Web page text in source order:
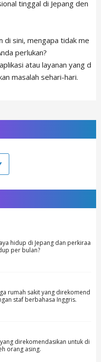
tinggal di Jepang den
di sini, mengapa tidak me
perlukan?
atau layanan yang d
masalah sehari-hari.
hidup di Jepang dan perkiraa
per bulan?
rumah sakit yang direkomend
staf berbahasa Inggris.
direkomendasikan untuk di
orang asing.